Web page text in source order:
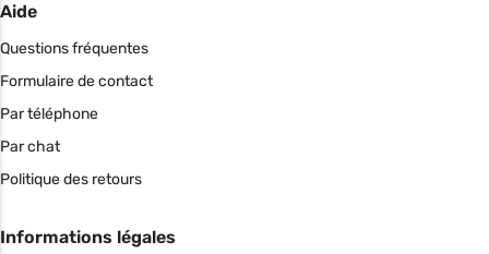
Aide
Questions fréquentes
Formulaire de contact
Par téléphone
Par chat
Politique des retours
Informations légales